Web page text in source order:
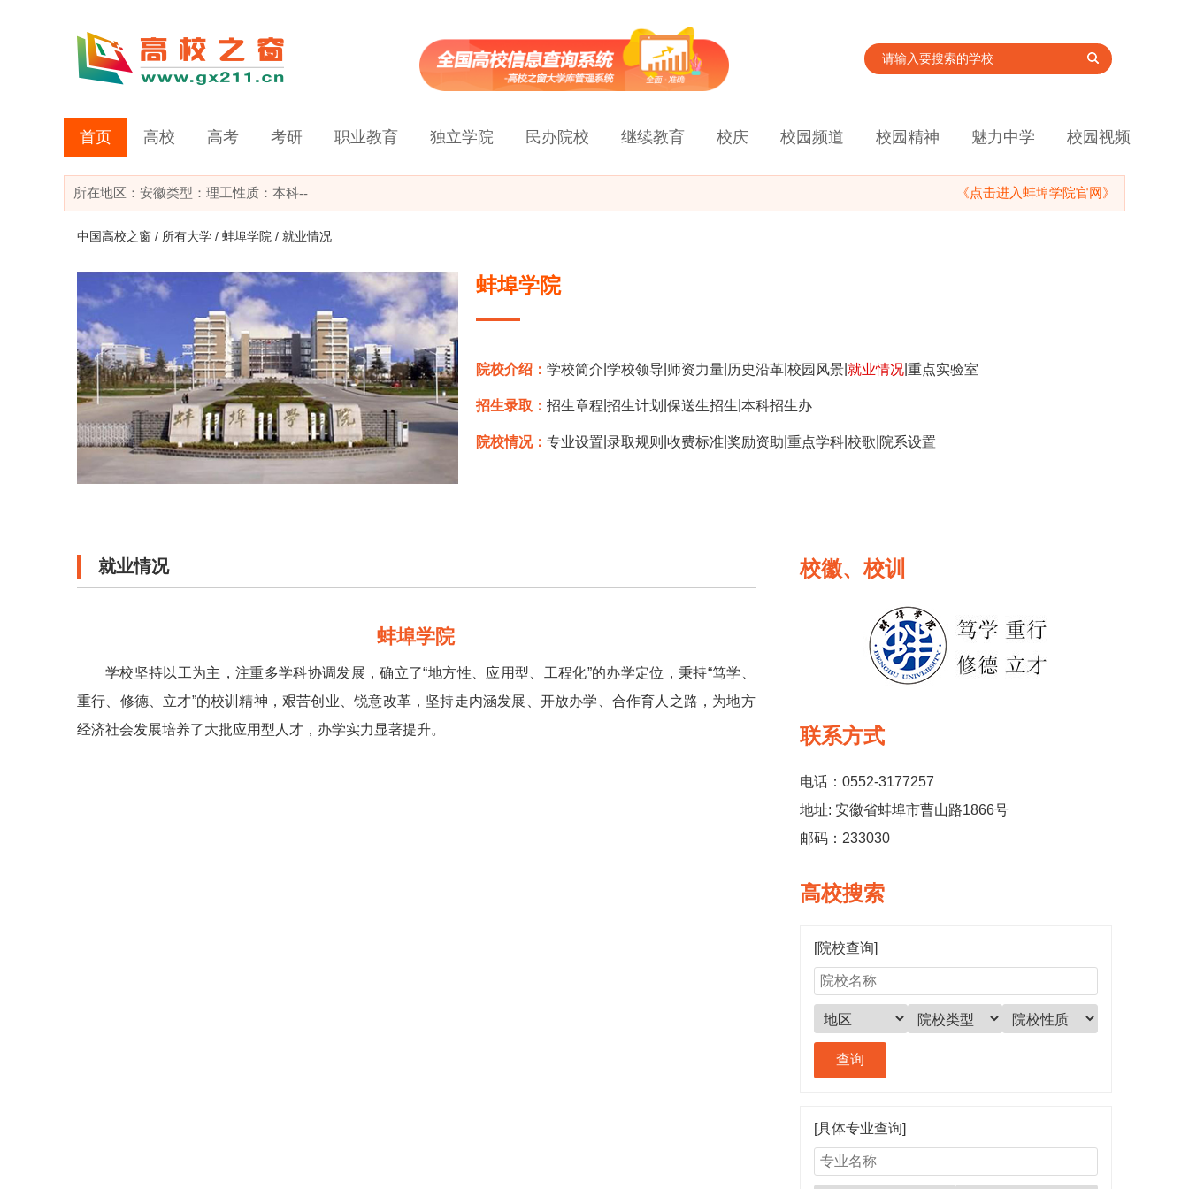
首页 高校 高考 考研 职业教育 独立学院 民办院校 继续教育 校庆 校园频道 校园精神 魅力中学 校园视频
所在地区： 安徽类型： 理工性质：本科-- 《点击进入蚌埠学院官网》
中国高校之窗 / 所有大学 / 蚌埠学院 / 就业情况
蚌埠学院
院校介绍：学校简介 |学校领导 师资力量 历史沿革 |校园风景 就业情况 |重点实验室
招生录取：招生章程 |招生计划 |保送生招生 |本科招生办
院校情况：专业设置 |录取规则 |收费标准 |奖励资助 |重点学科 |校歌 院系设置
就业情况
蚌埠学院
学校坚持以工为主，注重多学科协调发展，确立了“地方性、应用型、工程化”的办学定位，秉持“笃学、
重行、修德、立才”的校训精神，艰苦创业、锐意改革，坚持走内涵发展、开放办学、合作育人之路，为地方
经济社会发展培养了大批应用型人才，办学实力显著提升。
校徽、校训
联系方式
电话：0552-3177257
地址: 安徽省蚌埠市曹山路1866号
邮码：233030
高校搜索
[院校查询]
[具体专业查询]